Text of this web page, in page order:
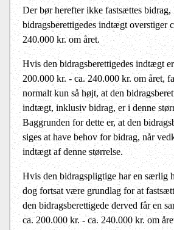
Der bør herefter ikke fastsættes bidrag,
bidragsberettigedes indtægt overstiger
240.000 kr. om året.
Hvis den bidragsberettigedes indtægt
200.000 kr. - ca. 240.000 kr. om året,
normalt kun så højt, at den
indtægt, inklusiv bidrag, er i denne
Baggrunden for dette er, at den
siges at have behov for bidrag, når
indtægt af denne størrelse.
Hvis den bidragspligtige har en særlig
dog fortsat være grundlag for at
den bidragsberettigede derved får en
ca. 200.000 kr. - ca. 240.000 kr. om